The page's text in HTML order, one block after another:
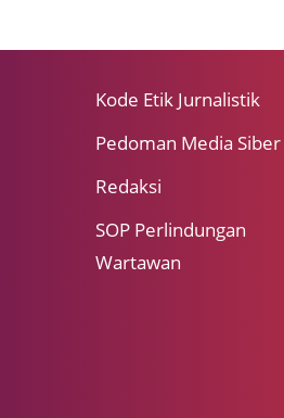
Kode Etik Jurnalistik
Pedoman Media Siber
Redaksi
SOP Perlindungan
Wartawan